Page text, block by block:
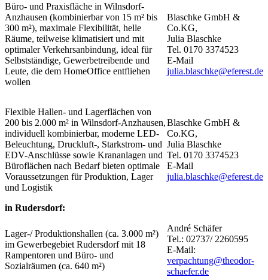
Büro- und Praxisfläche in Wilnsdorf-
Anzhausen (kombinierbar von 15 m² bis
300 m²), maximale Flexibilität, helle
Räume, teilweise klimatisiert und mit
optimaler Verkehrsanbindung, ideal für
Selbstständige, Gewerbetreibende und
Leute, die dem HomeOffice entfliehen
wollen
Blaschke GmbH &
Co.KG,
Julia Blaschke
Tel. 0170 3374523
E-Mail
julia.blaschke@eferest.de
Flexible Hallen- und Lagerflächen von
200 bis 2.000 m² in Wilnsdorf-Anzhausen,
individuell kombinierbar, moderne LED-
Beleuchtung, Druckluft-, Starkstrom- und
EDV-Anschlüsse sowie Krananlagen und
Büroflächen nach Bedarf bieten optimale
Voraussetzungen für Produktion, Lager
und Logistik
Blaschke GmbH &
Co.KG,
Julia Blaschke
Tel. 0170 3374523
E-Mail
julia.blaschke@eferest.de
in Rudersdorf:
Lager-/ Produktionshallen (ca. 3.000 m²)
im Gewerbegebiet Rudersdorf mit 18
Rampentoren und Büro- und
Sozialräumen (ca. 640 m²)
André Schäfer
Tel.: 02737/ 2260595
E-Mail:
verpachtung@theodor-
schaefer.de